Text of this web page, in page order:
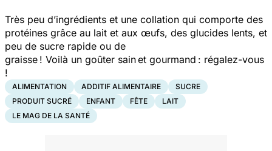
Très peu d’ingrédients et une collation qui comporte des
protéines grâce au lait et aux œufs, des glucides lents, et
peu de sucre rapide ou de
graisse ! Voilà un goûter sain et gourmand : régalez-vous
!
ALIMENTATION ADDITIF ALIMENTAIRE
SUCRE
PRODUIT SUCRÉ
ENFANT FÊTE
LAIT
LE MAG DE LA SANTÉ